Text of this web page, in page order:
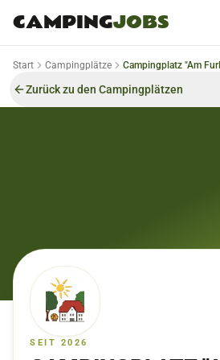
CAMPINGJOBS
Start Campingplätze Campingplatz "Am
Zurück zu den Campingplätzen
SEIT 2026